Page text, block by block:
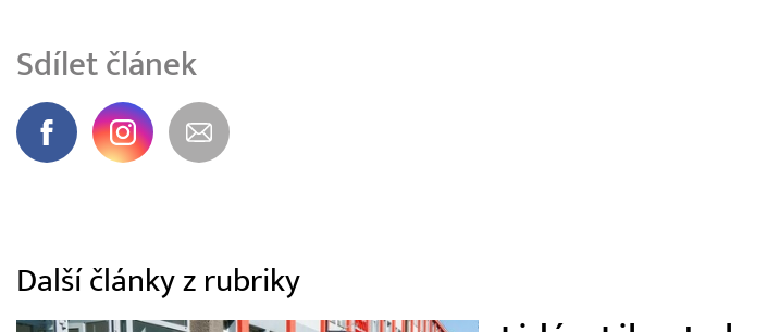
Sdílet článek
Další články z rubriky